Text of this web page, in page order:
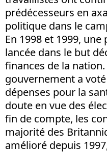
prédécesseurs en
politique dans le
En 1998 et 1999,
lancée dans le but
finances de la nation.
gouvernement a
dépenses pour la
doute en vue des
fin de compte, les
majorité des
amélioré depuis